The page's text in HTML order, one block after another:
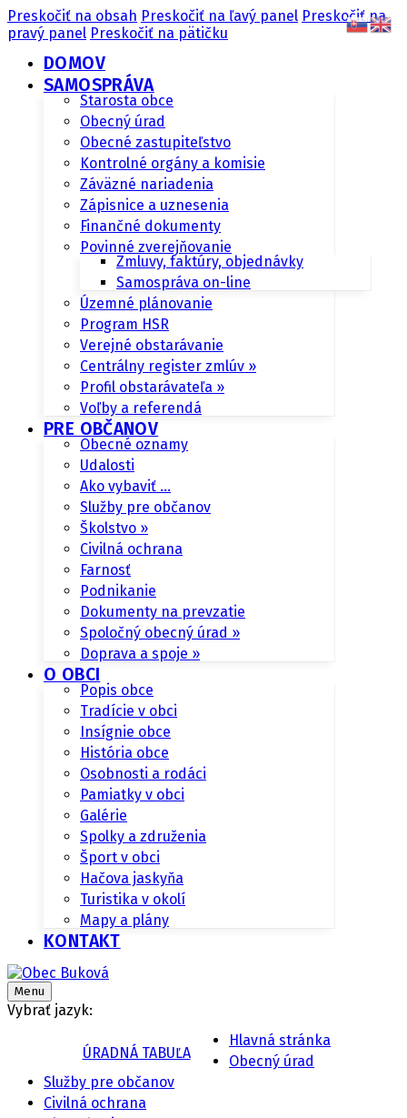
Preskočiť na obsah Preskočiť na ľavý panel Preskočiť na
pravý panel Preskočiť na pätičku
DOMOV
SAMOSPRÁVA
Starosta obce
Obecný úrad
Obecné zastupiteľstvo
Kontrolné orgány a komisie
Záväzné nariadenia
Zápisnice a uznesenia
Finančné dokumenty
Povinné zverejňovanie
Zmluvy, faktúry, objednávky
Samospráva on-line
Územné plánovanie
Program HSR
Verejné obstarávanie
Centrálny register zmlúv »
Profil obstarávateľa »
Voľby a referendá
PRE OBČANOV
Obecné oznamy
Udalosti
Ako vybaviť …
Služby pre občanov
Školstvo »
Civilná ochrana
Farnosť
Podnikanie
Dokumenty na prevzatie
Spoločný obecný úrad »
Doprava a spoje »
O OBCI
Popis obce
Tradície v obci
Insígnie obce
História obce
Osobnosti a rodáci
Pamiatky v obci
Galérie
Spolky a združenia
Šport v obci
Hačova jaskyňa
Turistika v okolí
Mapy a plány
KONTAKT
Menu
Vybrať jazyk:
ÚRADNÁ TABUĽA
Hlavná stránka
Obecný úrad
Služby pre občanov
Civilná ochrana